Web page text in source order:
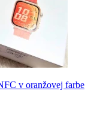
v oranžovej farbe